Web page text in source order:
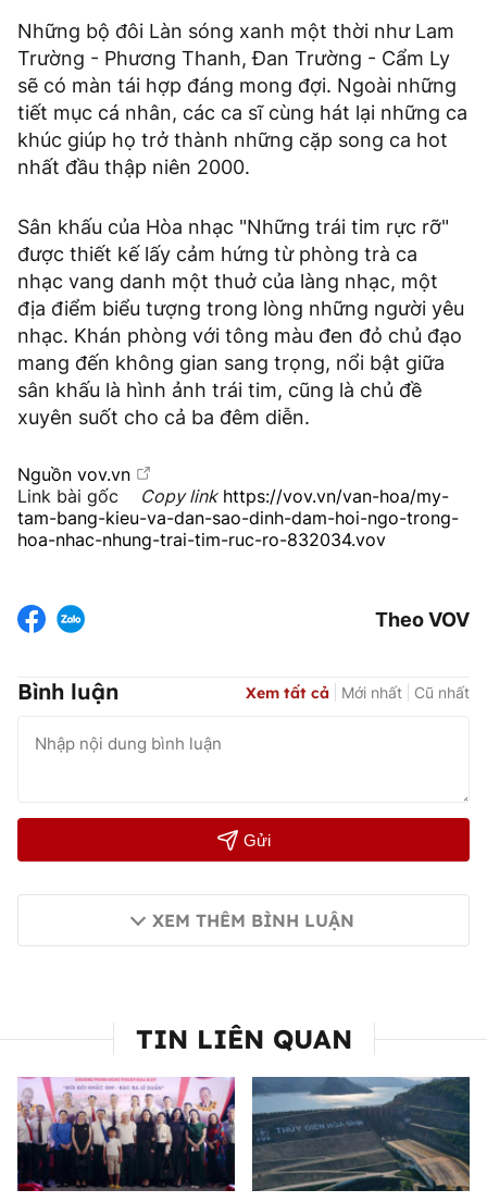
Những bộ đôi Làn sóng xanh một thời như Lam
Trường - Phương Thanh, Đan Trường - Cẩm Ly
sẽ có màn tái hợp đáng mong đợi. Ngoài những
tiết mục cá nhân, các ca sĩ cùng hát lại những ca
khúc giúp họ trở thành những cặp song ca hot
nhất đầu thập niên 2000.
Sân khấu của Hòa nhạc "Những trái tim rực rỡ"
được thiết kế lấy cảm hứng từ phòng trà ca
nhạc vang danh một thuở của làng nhạc, một
địa điểm biểu tượng trong lòng những người yêu
nhạc. Khán phòng với tông màu đen đỏ chủ đạo
mang đến không gian sang trọng, nổi bật giữa
sân khấu là hình ảnh trái tim, cũng là chủ đề
xuyên suốt cho cả ba đêm diễn.
Nguồn vov.vn
Link bài gốc
Copy link https://vov.vn/van-hoa/my-
tam-bang-kieu-va-dan-sao-dinh-dam-hoi-ngo-trong-
hoa-nhac-nhung-trai-tim-ruc-ro-832034.vov
Theo VOV
Bình luận Xem tất cả Mới nhất Cũ nhất
Gửi
XEM THÊM BÌNH LUẬN
TIN LIÊN QUAN